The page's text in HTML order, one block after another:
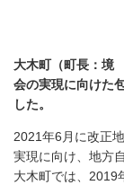
大木町（町長：境
会の実現に向けた
した。
2021年6月に改正
実現に向け、地方
大木町では、2019